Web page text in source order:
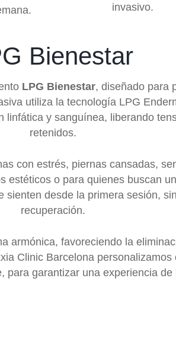
invasivo.
Bienestar
LPG Bienestar, diseñado para
utiliza la tecnología LPG
linfática y sanguínea, liberando
retenidos.
con estrés, piernas cansadas,
estéticos o para quienes buscan
desde la primera sesión,
recuperación.
armónica, favoreciendo la
Clinic Barcelona
para garantizar una experiencia de